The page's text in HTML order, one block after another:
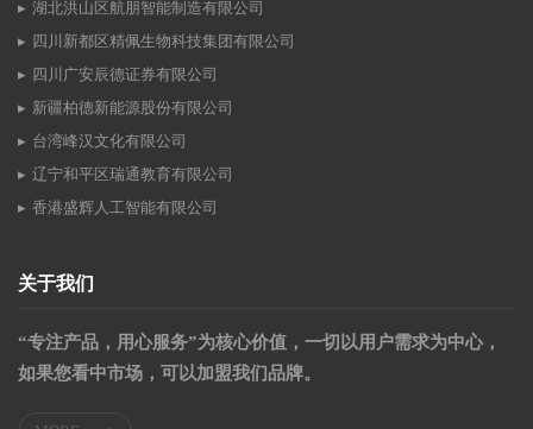
湖北洪山区航朋智能制造有限公司
四川新都区精佩生物科技集团有限公司
四川广安辰德证券有限公司
新疆柏德新能源股份有限公司
台湾峰汉文化有限公司
辽宁和平区瑞通教育有限公司
香港盛辉人工智能有限公司
关于我们
“专注产品，用心服务”为核心价值，一切以用户需求为中心，
如果您看中市场，可以加盟我们品牌。